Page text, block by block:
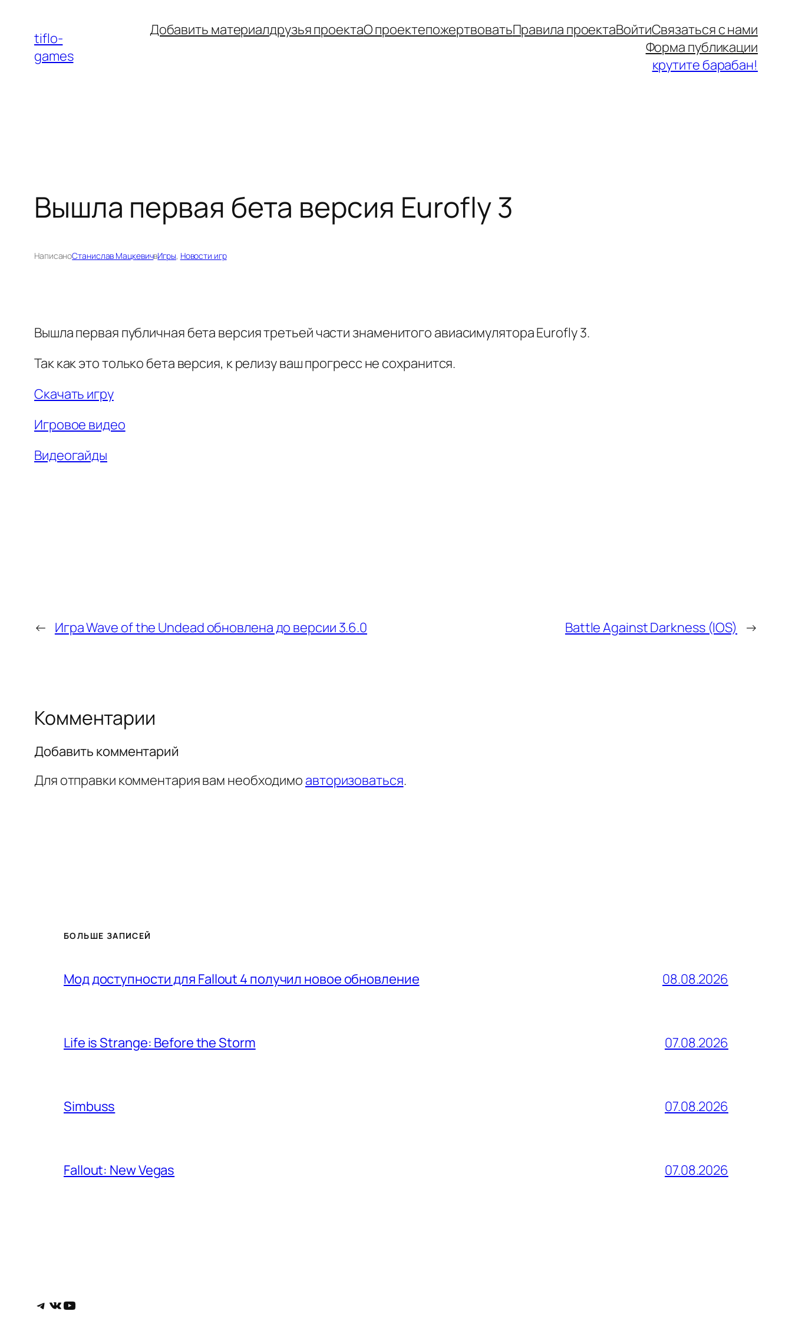
содержимому
tiflo-
games
Добавить материалдрузья проектаО проектепожертвоватьПравила проектаВойтиСвязаться с нами
Форма публикации
крутите барабан!
Вышла первая бета версия Eurofly 3
НаписаноСтанислав МацкевичвИгры, Новости игр
Вышла первая публичная бета версия третьей части знаменитого авиасимулятора Eurofly 3.
Так как это только бета версия, к релизу ваш прогресс не сохранится.
Скачать игру
Игровое видео
Видеогайды
← Игра Wave of the Undead обновлена до версии 3.6.0 Battle Against Darkness (IOS) →
Комментарии
Добавить комментарий
Для отправки комментария вам необходимо авторизоваться.
БОЛЬШЕ ЗАПИСЕЙ
Мод доступности для Fallout 4 получил новое обновление 08.08.2026
Life is Strange: Before the Storm 07.08.2026
Simbuss 07.08.2026
Fallout: New Vegas 07.08.2026
Telegram
ВКонтакте
YouTube